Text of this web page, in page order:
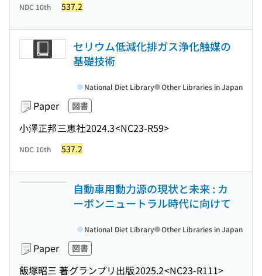
NDC 10th 537.2
セリウム低減化排ガス浄化触媒の
基礎技術
Paper 図書
小澤正邦三恵社2024.3<NC23-R59>
National Diet Library Other Libraries in Japan
NDC 10th 537.2
自動車用動力源の現状と未来 : カ
ーボンニュートラル時代に向けて
Paper 図書
飯塚昭三 著グランプリ出版2025.2<NC23-R111>
National Diet Library Other Libraries in Japan